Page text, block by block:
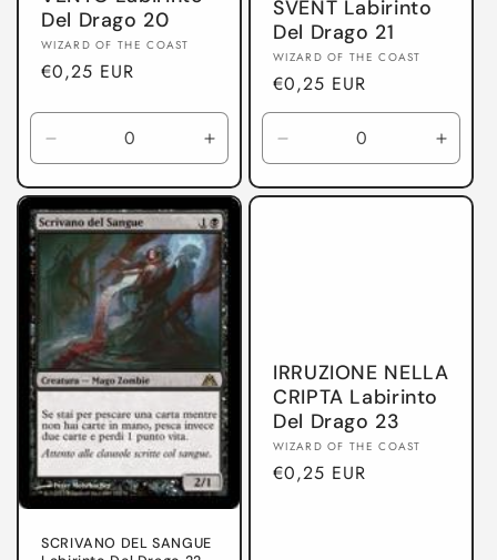
Del Drago 20
Produttore:
WIZARD OF THE COAST
Prezzo
€0,25 EUR
Diminuisci
quantità
per
Labirinto
Del
Drago
Aumenta
quantità
per
Labirinto
Del
Drago
SVENT Labirinto
Del Drago 21
Produttore:
WIZARD OF THE COAST
Prezzo
di
listino
€0,25 EUR
Diminuisci
quantità
per
per
SCRIVANO DEL SANGUE
IRRUZIONE NELLA
CRIPTA Labirinto
Del Drago 23
Produttore:
WIZARD OF THE COAST
Prezzo
€0,25 EUR